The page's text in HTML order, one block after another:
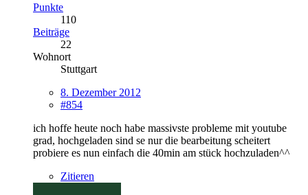
Punkte
110
Beiträge
22
Wohnort
Stuttgart
8. Dezember 2012
#854
ich hoffe heute noch habe massivste probleme mit youtube
grad, hochgeladen sind se nur die bearbeitung scheitert
probiere es nun einfach die 40min am stück hochzuladen^^
Zitieren